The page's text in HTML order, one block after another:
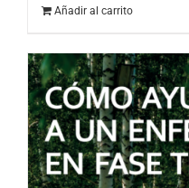
Añadir al carrito